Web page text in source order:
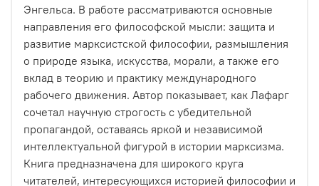
Энгельса. В работе рассматриваются основные
направления его философской мысли: защита и
развитие марксистской философии, размышления
о природе языка, искусства, морали, а также его
вклад в теорию и практику международного
рабочего движения. Автор показывает, как Лафарг
сочетал научную строгость с убедительной
пропагандой, оставаясь яркой и независимой
интеллектуальной фигурой в истории марксизма.
Книга предназначена для широкого круга
читателей, интересующихся историей философии и